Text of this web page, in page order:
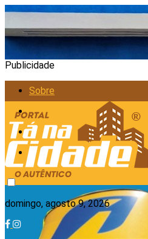
Publicidade
Sobre
Anunciar
Política de Privacidade
Contato
domingo, agosto 9, 2026